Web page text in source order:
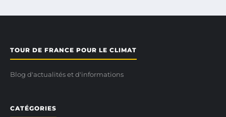
TOUR DE FRANCE POUR LE CLIMAT
Blog d'actualités et d'informations
CATÉGORIES